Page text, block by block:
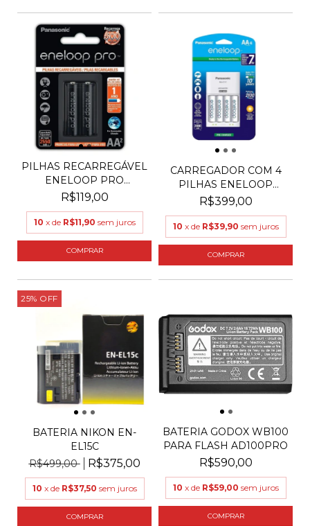
PILHAS RECARREGÁVEL
ENELOOP PRO
PANASONI...
R$119,00
10 x de R$11,90 sem juros
CARREGADOR COM 4
PILHAS ENELOOP
PANASONI...
R$399,00
10 x de R$39,90 sem juros
25% OFF
BATERIA NIKON EN-
EL15C
R$499,00
R$375,00
10 x de R$37,50 sem juros
BATERIA GODOX WB100
PARA FLASH AD100PRO
R$590,00
10 x de R$59,00 sem juros